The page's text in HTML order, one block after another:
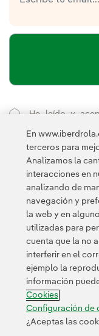
He leído y
Newsletter
Esta página está
Política de
Contacta Clientes
Configuración de
©
En
terceros para
Analizamos la
interacciones en
analizando de
navegación y
la web y en
utilizadas para
cuenta que la no
interferir en el
ejemplo la
información
Cookies
Configuración de
¿Aceptas las